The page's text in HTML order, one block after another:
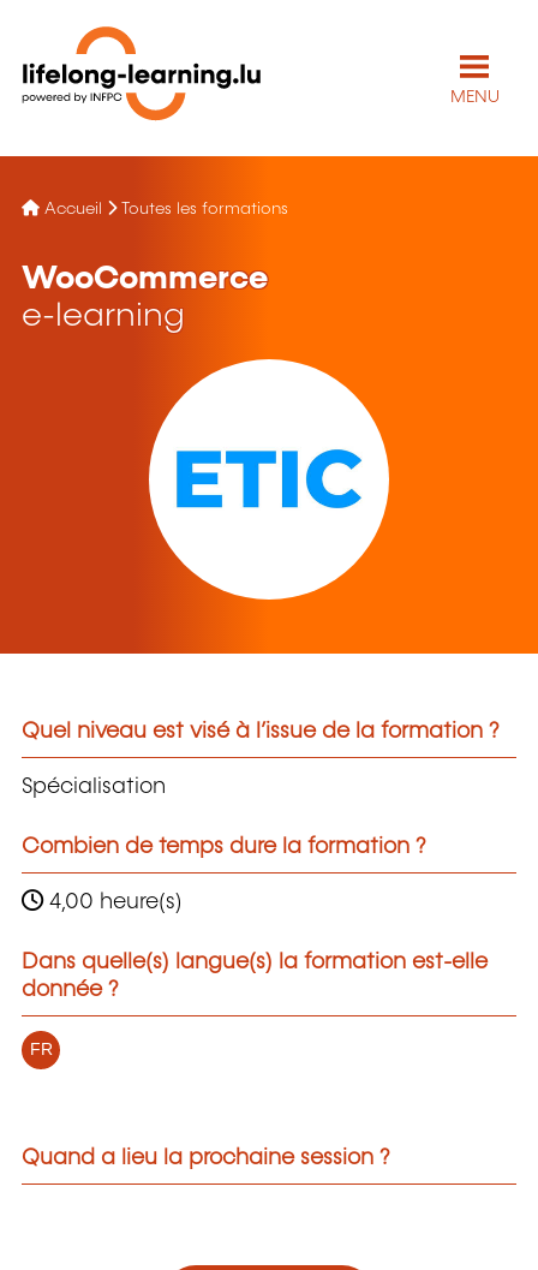
MENU
Accueil Toutes les formations
WooCommerce
e-learning
Quel niveau est visé à l’issue de la formation ?
Spécialisation
Combien de temps dure la formation ?
4,00 heure(s)
Dans quelle(s) langue(s) la formation est-elle
donnée ?
FR
Quand a lieu la prochaine session ?